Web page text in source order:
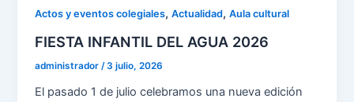
Actos y eventos colegiales,Actualidad,Aula cultural
FIESTA INFANTIL DEL AGUA 2026
administrador/3 julio, 2026
El pasado 1 de julio celebramos una nueva edición